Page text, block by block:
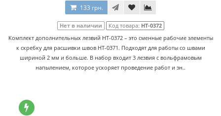
133 грн.
Нет в наличии Код товара: HT-0372
Комплект дополнительных лезвий HT-0372 – это сменные рабочие элементы
к скребку для расшивки швов HT-0371. Подходят для работы со швами
шириной 2 мм и больше. В набор входит 3 лезвия с вольфрамовым
напылением, которое ускоряет проведение работ и зн..